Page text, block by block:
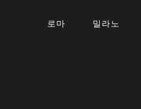
로마 밀라노